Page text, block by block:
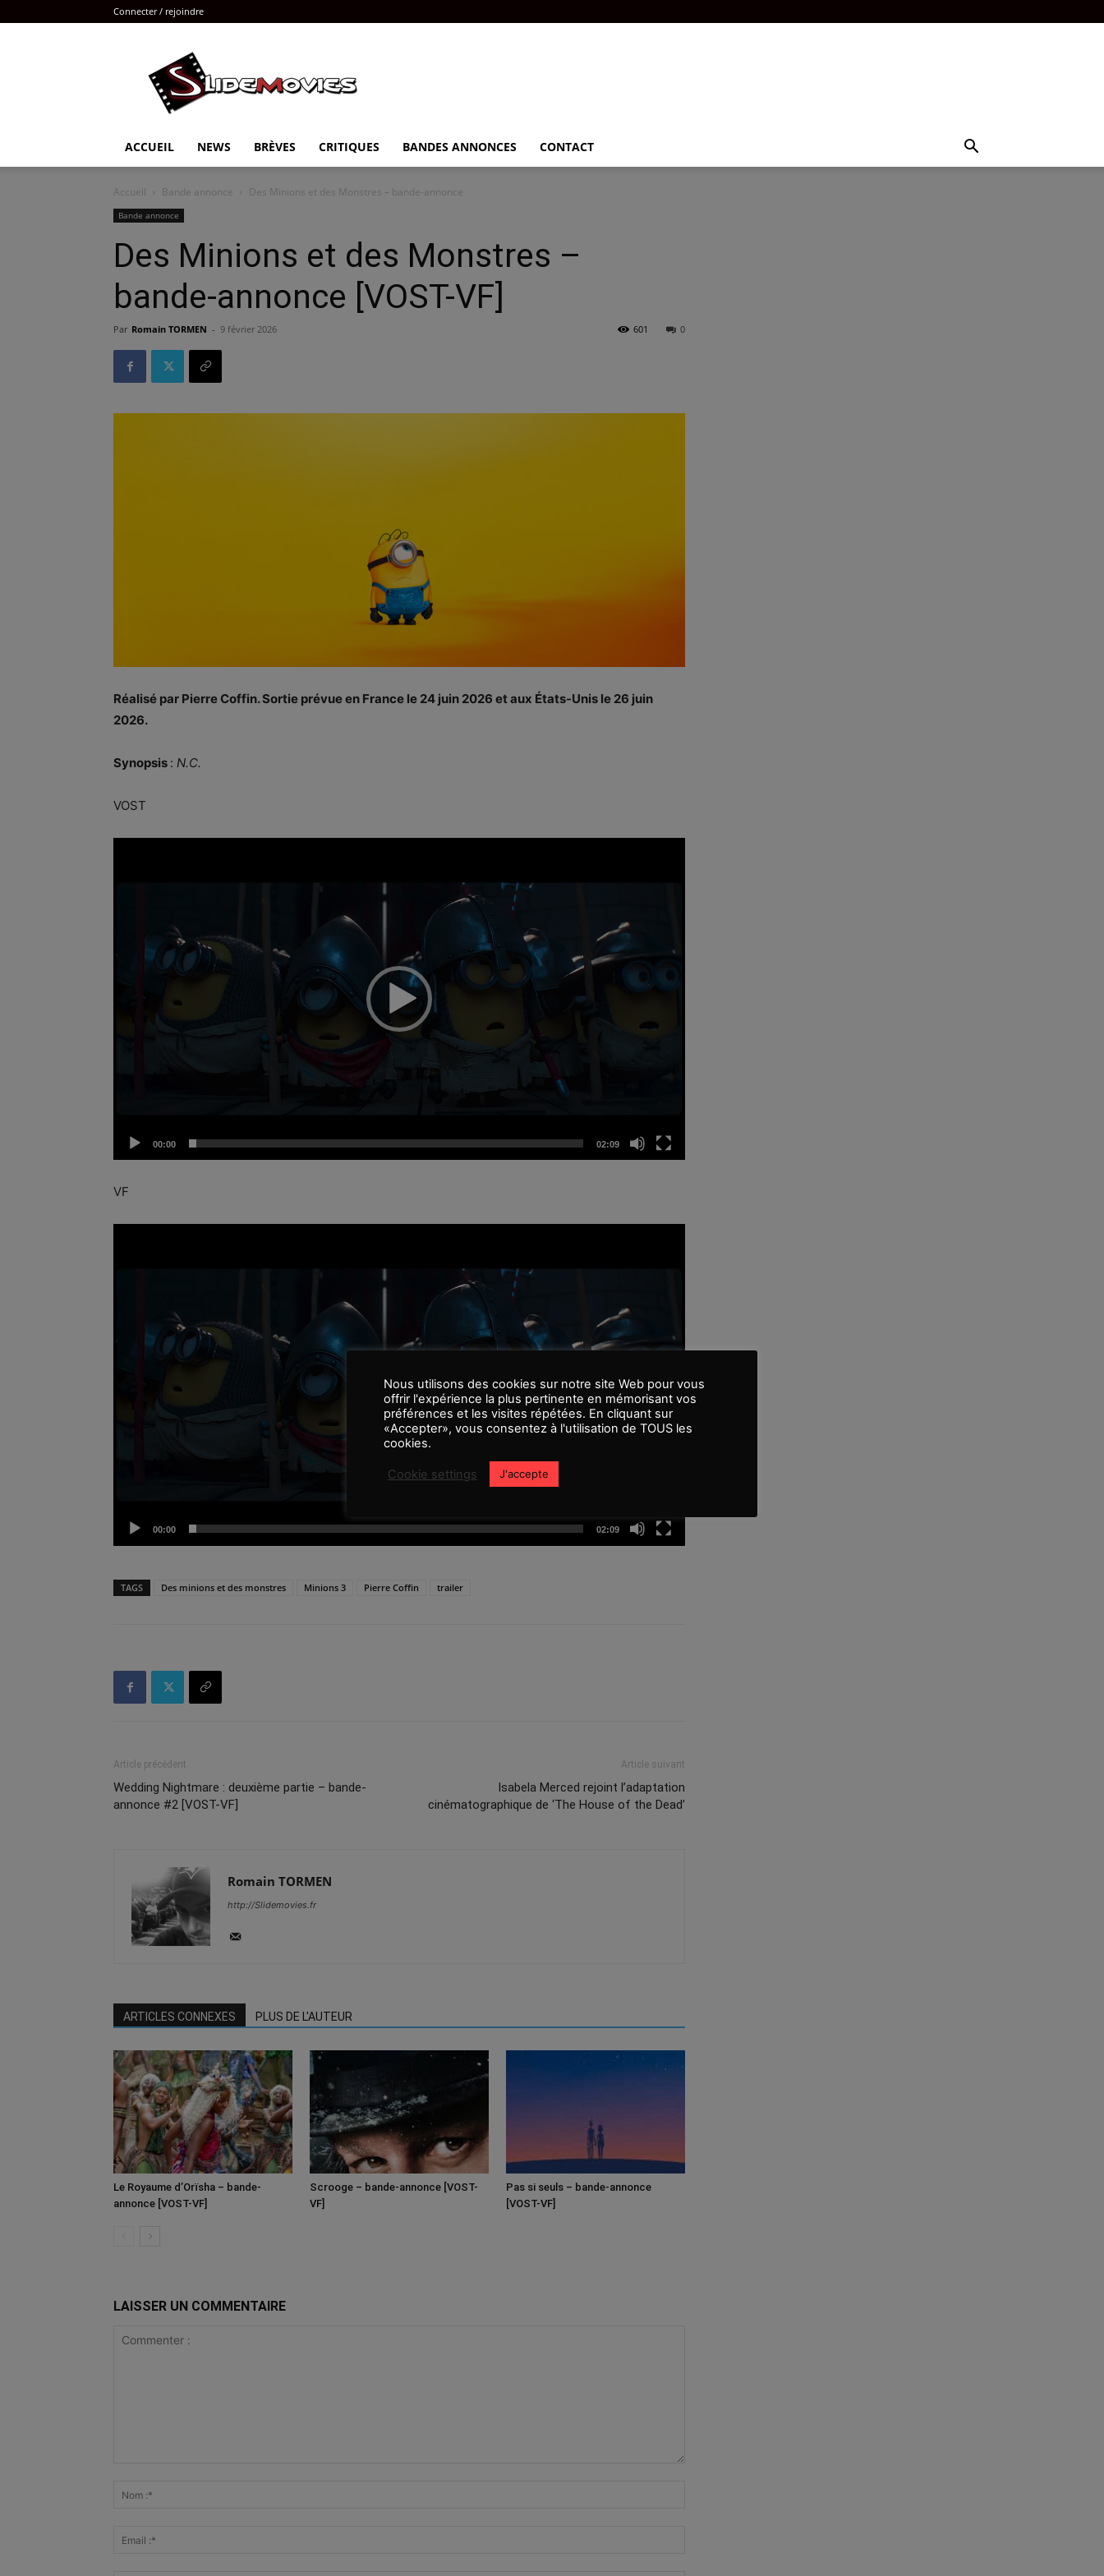
Connecter / rejoindre
ACCUEIL NEWS BRÈVES CRITIQUES BANDES ANNONCES CONTACT
Accueil Bande annonce Des Minions et des Monstres – bande-annonce
Bande annonce
Des Minions et des Monstres –
bande-annonce [VOST-VF]
Par Romain TORMEN - 9 février 2026 0
601
Réalisé par Pierre Coffin. Sortie prévue en France le 24 juin 2026 et aux États-Unis le 26 juin
2026.
Synopsis : N.C.
VOST
00:00 02:09
VF
00:00 02:09
TAGS Des minions et des monstres Minions 3 Pierre Coffin trailer
Article précédent
Wedding Nightmare : deuxième partie – bande-
annonce #2 [VOST-VF]
Article suivant
Isabela Merced rejoint l’adaptation
cinématographique de ‘The House of the Dead’
Romain TORMEN
http://Slidemovies.fr
ARTICLES CONNEXES PLUS DE L'AUTEUR
Le Royaume d’Orïsha – bande-
annonce [VOST-VF]
Scrooge – bande-annonce [VOST-
VF]
Pas si seuls – bande-annonce
[VOST-VF]
LAISSER UN COMMENTAIRE
Nous utilisons des cookies sur notre site Web pour vous
offrir l'expérience la plus pertinente en mémorisant vos
préférences et les visites répétées. En cliquant sur
«Accepter», vous consentez à l'utilisation de TOUS les
cookies.
Cookie settings J'accepte